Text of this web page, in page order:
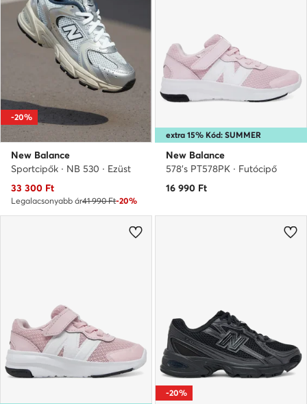
-20%
New Balance
Sportcipők · NB 530 · Ezüst
Aktuális ár
33 300 Ft
Legalacsonyabb ár41 990 Ft-20%
extra 15% Kód: SUMMER
New Balance
578's PT578PK · Futócipő
16 990 Ft
-20%